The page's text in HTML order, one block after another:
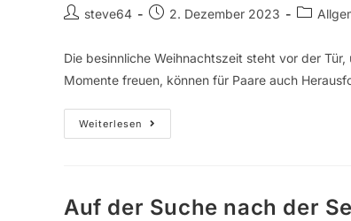
steve64 2. Dezember 2023
Die besinnliche Weihnachtszeit steht vor der
Momente freuen, können für Paare auch
Weiterlesen
Auf der Suche nach der